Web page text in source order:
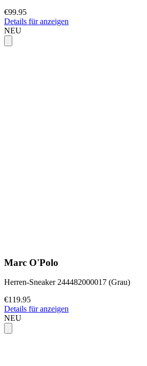
€99.95
Details für anzeigen
NEU
Marc O'Polo
Herren-Sneaker 244482000017 (Grau)
€119.95
Details für anzeigen
NEU